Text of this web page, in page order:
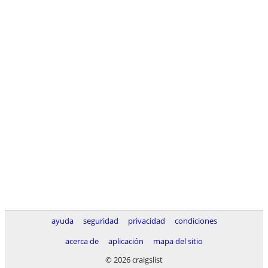
ayuda seguridad privacidad
condiciones
acerca de
aplicación
mapa del sitio
© 2026 craigslist